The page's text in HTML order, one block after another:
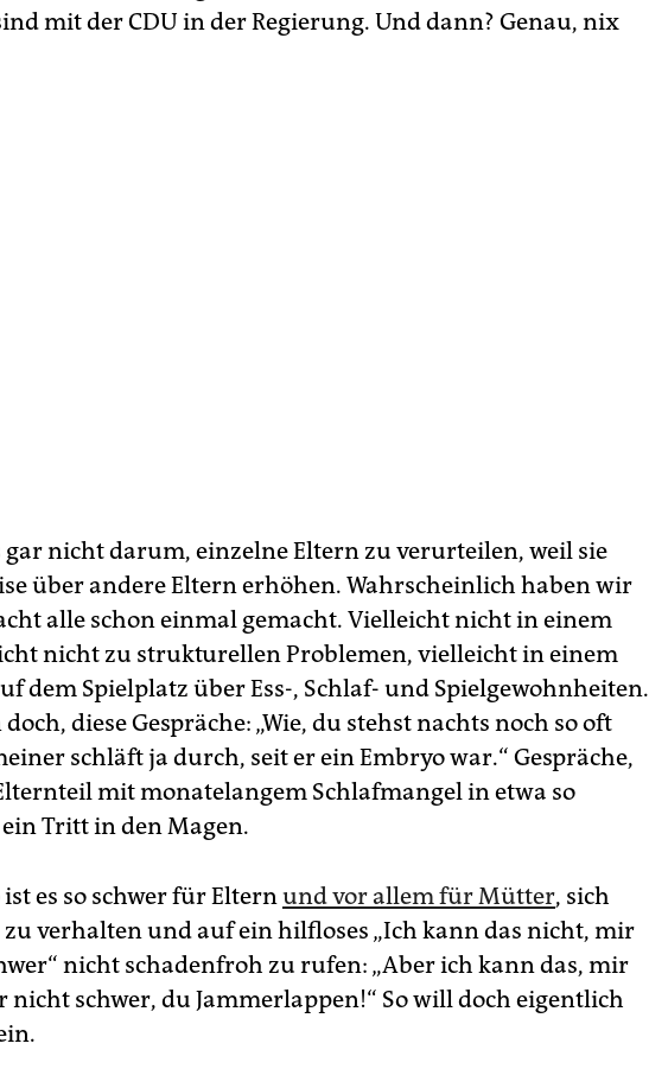
mit der CDU in der Regierung. Und dann? Genau, nix
gar nicht darum, einzelne Eltern zu verurteilen, weil sie
über andere Eltern erhöhen. Wahrscheinlich haben wir
alle schon einmal gemacht. Vielleicht nicht in einem
nicht zu strukturellen Problemen, vielleicht in einem
dem Spielplatz über Ess-, Schlaf- und Spielgewohnheiten.
diese Gespräche: „Wie, du stehst nachts noch so oft
schläft ja durch, seit er ein Embryo war.“ Gespräche,
mit monatelangem Schlafmangel in etwa so
Tritt in den Magen.
es so schwer für Elternund vor allem für Mütter, sich
verhalten und auf ein hilfloses „Ich kann das nicht, mir
nicht schadenfroh zu rufen: „Aber ich kann das, mir
nicht schwer, du Jammerlappen!“ So will doch eigentlich